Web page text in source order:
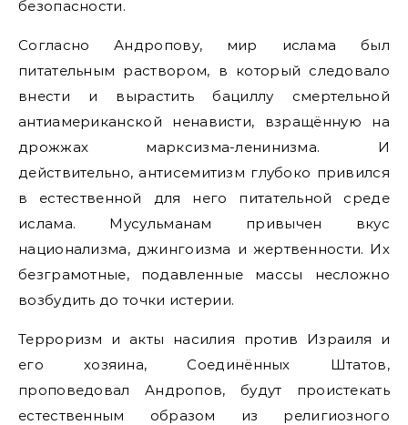
безопасности.
Согласно Андропову, мир ислама был
питательным раствором, в который следовало
внести и вырастить бациллу смертельной
антиамериканской ненависти, взращённую на
дрожжах марксизма-ленинизма. И
действительно, антисемитизм глубоко привился
в естественной для него питательной среде
ислама. Мусульманам привычен вкус
национализма, джингоизма и жертвенности. Их
безграмотные, подавленные массы несложно
возбудить до точки истерии.
Терроризм и акты насилия против Израиля и
его хозяина, Соединённых Штатов,
проповедовал Андропов, будут проистекать
естественным образом из религиозного